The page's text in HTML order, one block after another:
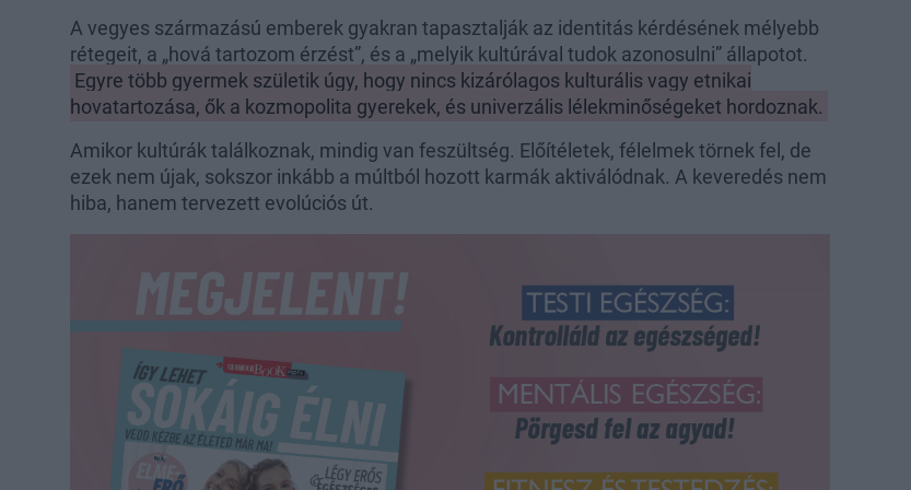
A vegyes származású emberek gyakran tapasztalják az identitás kérdésének mélyebb
rétegeit, a „hová tartozom érzést”, és a „melyik kultúrával tudok azonosulni” állapotot.
Egyre több gyermek születik úgy, hogy nincs kizárólagos kulturális vagy etnikai
hovatartozása, ők a kozmopolita gyerekek, és univerzális lélekminőségeket hordoznak.
Amikor kultúrák találkoznak, mindig van feszültség. Előítéletek, félelmek törnek fel, de
ezek nem újak, sokszor inkább a múltból hozott karmák aktiválódnak. A keveredés nem
hiba, hanem tervezett evolúciós út.